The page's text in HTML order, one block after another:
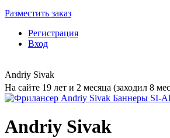
Разместить заказ
Регистрация
Вход
Andriy Sivak
На сайте 19 лет и 2 месяца (заходил 8
Andriy Sivak